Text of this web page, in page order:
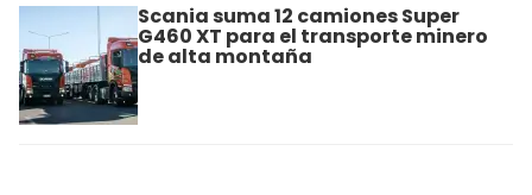
Scania suma 12 camiones Super
G460 XT para el transporte minero
de alta montaña